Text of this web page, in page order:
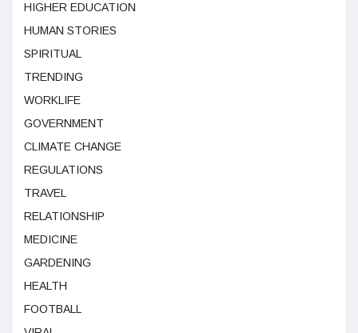
HIGHER EDUCATION
HUMAN STORIES
SPIRITUAL
TRENDING
WORKLIFE
GOVERNMENT
CLIMATE CHANGE
REGULATIONS
TRAVEL
RELATIONSHIP
MEDICINE
GARDENING
HEALTH
FOOTBALL